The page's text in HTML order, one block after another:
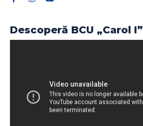
Descoperă BCU „Carol I”